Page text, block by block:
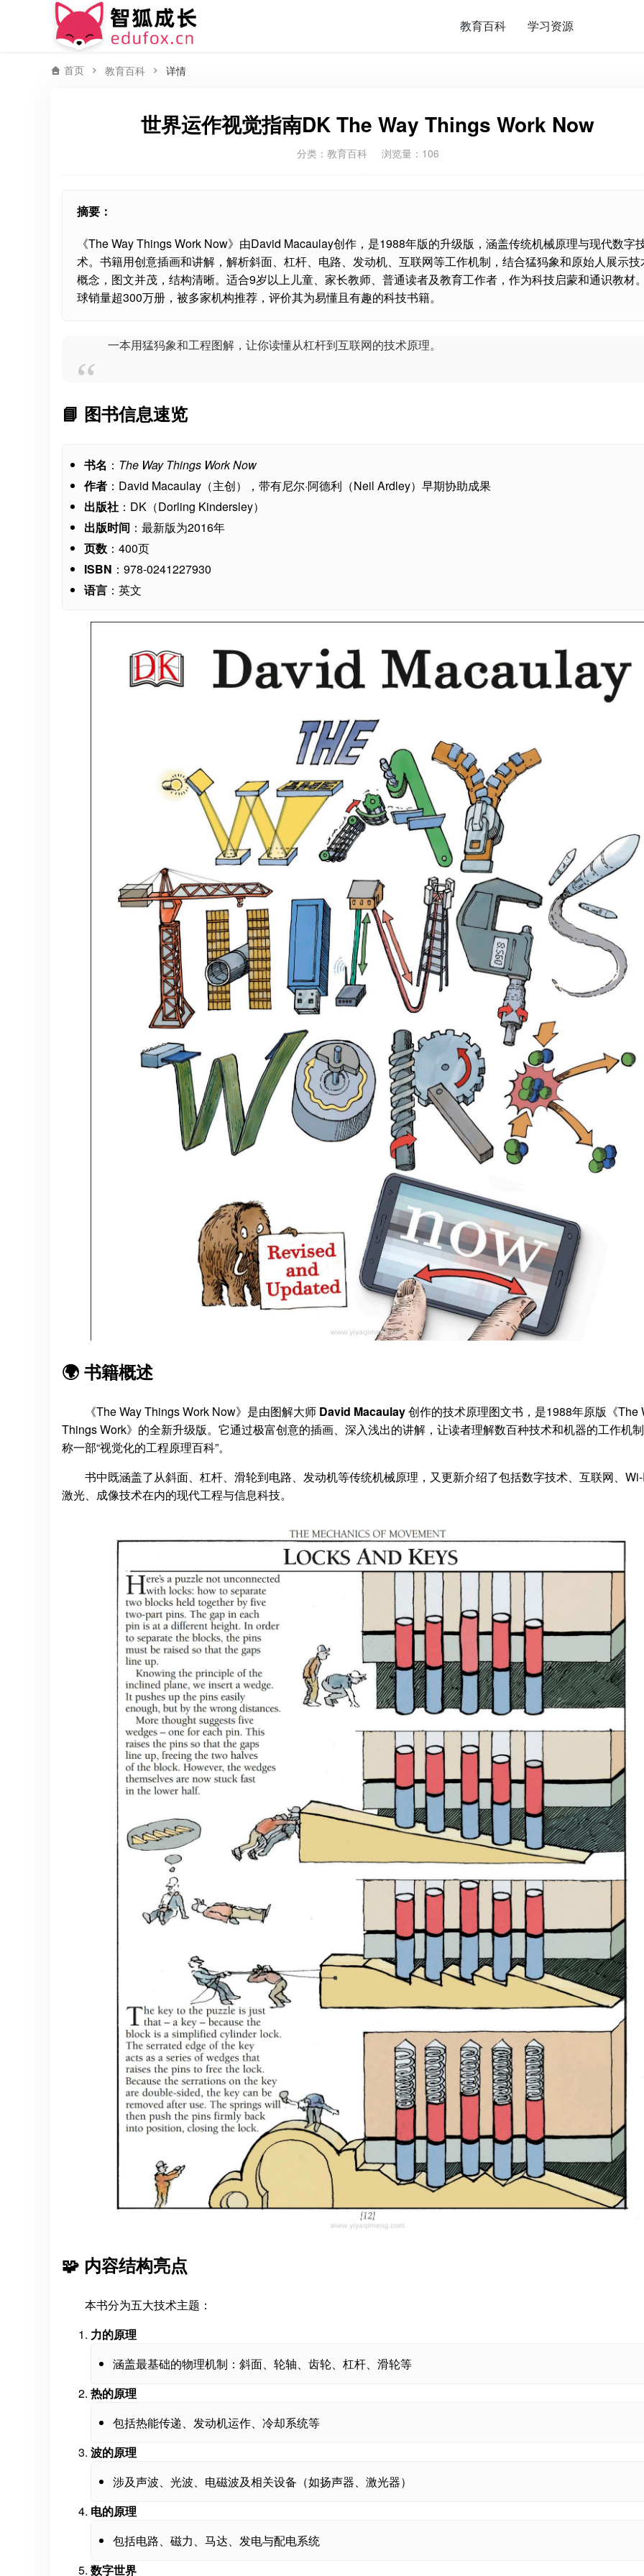
教育百科 学习资源
首页 教育百科 详情
世界运作视觉指南DK The Way Things Work Now
分类： 教育百科 浏览量：106
摘要：
《The Way Things Work Now》由David Macaulay创作，是1988年版的升级版，涵盖传统机械原理与现代数字
术。书籍用创意插画和讲解，解析斜面、杠杆、电路、发动机、互联网等工作机制，结合猛犸象和原始人展示技
概念，图文并茂，结构清晰。适合9岁以上儿童、家长教师、普通读者及教育工作者，作为科技启蒙和通识教材
球销量超300万册，被多家机构推荐，评价其为易懂且有趣的科技书籍。
一本用猛犸象和工程图解，让你读懂从杠杆到互联网的技术原理。
📘 图书信息速览
书名 ： The Way Things Work Now
作者 ：David Macaulay（主创），带有尼尔·阿德利（Neil Ardley）早期协助成果
出版社 ：DK（Dorling Kindersley）
出版时间 ：最新版为2016年
页数 ：400页
ISBN ：978-0241227930
语言 ：英文
🌍 书籍概述
《The Way Things Work Now》是由图解大师 David Macaulay创作的技术原理图文书，是1988年原版《The
Things Work》的全新升级版。它通过极富创意的插画、深入浅出的讲解，让读者理解数百种技术和机器的工作机
称一部“视觉化的工程原理百科”。
书中既涵盖了从斜面、杠杆、滑轮到电路、发动机等传统机械原理，又更新介绍了包括数字技术、互联网、Wi-
激光、成像技术在内的现代工程与信息科技。
🧩 内容结构亮点
本书分为五大技术主题：
力的原理
涵盖最基础的物理机制：斜面、轮轴、齿轮、杠杆、滑轮等
热的原理
包括热能传递、发动机运作、冷却系统等
波的原理
涉及声波、光波、电磁波及相关设备（如扬声器、激光器）
电的原理
包括电路、磁力、马达、发电与配电系统
数字世界